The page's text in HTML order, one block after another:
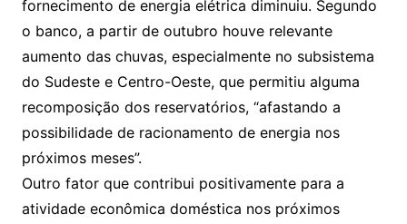
fornecimento de energia elétrica diminuiu. Segundo
o banco, a partir de outubro houve relevante
aumento das chuvas, especialmente no subsistema
do Sudeste e Centro-Oeste, que permitiu alguma
recomposição dos reservatórios, “afastando a
possibilidade de racionamento de energia nos
próximos meses”.
Outro fator que contribui positivamente para a
atividade econômica doméstica nos próximos